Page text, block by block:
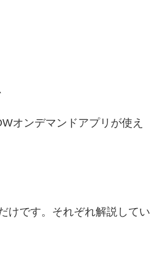
オンデマンドアプリが使え
けです。それぞれ解説してい